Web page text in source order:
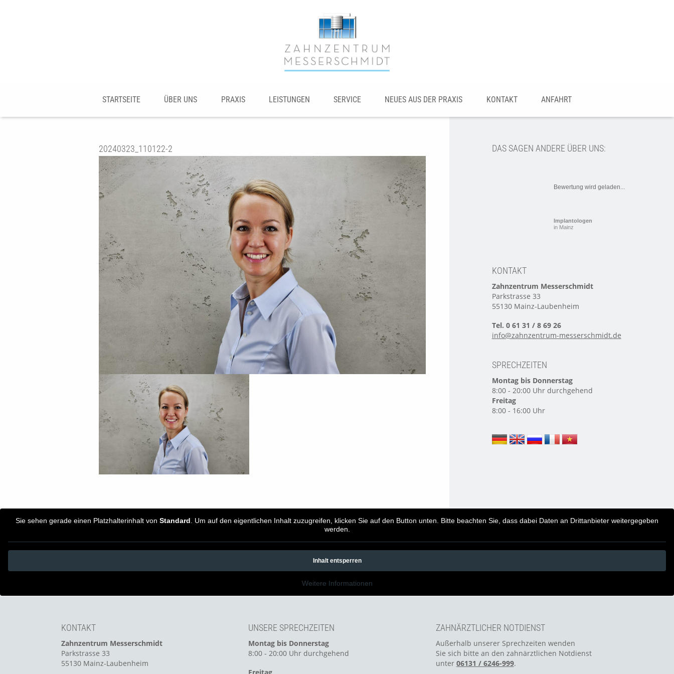
STARTSEITE ÜBER UNS PRAXIS LEISTUNGEN SERVICE NEUES AUS DER PRAXIS KONTAKT ANFAHRT
20240323_110122-2 DAS SAGEN ANDERE ÜBER UNS:
Bewertung wird geladen...
Implantologen
in Mainz
KONTAKT
Zahnzentrum Messerschmidt
Parkstrasse 33
55130 Mainz-Laubenheim
Tel. 0 61 31 / 8 69 26
info@zahnzentrum-messerschmidt.de
SPRECHZEITEN
Montag bis Donnerstag
8:00 - 20:00 Uhr durchgehend
Freitag
8:00 - 16:00 Uhr
Sie sehen gerade einen Platzhalterinhalt von Standard . Um auf den eigentlichen Inhalt zuzugreifen, klicken Sie auf den Button unten. Bitte beachten Sie, dass dabei Daten an Drittanbieter weitergegeben
werden.
Inhalt entsperren
Weitere Informationen
KONTAKT
Zahnzentrum Messerschmidt
Parkstrasse 33
55130 Mainz-Laubenheim
UNSERE SPRECHZEITEN
Montag bis Donnerstag
8:00 - 20:00 Uhr durchgehend
ZAHNÄRZTLICHER NOTDIENST
Außerhalb unserer Sprechzeiten wenden
Sie sich bitte an den zahnärztlichen Notdienst
unter 06131 / 6246-999.